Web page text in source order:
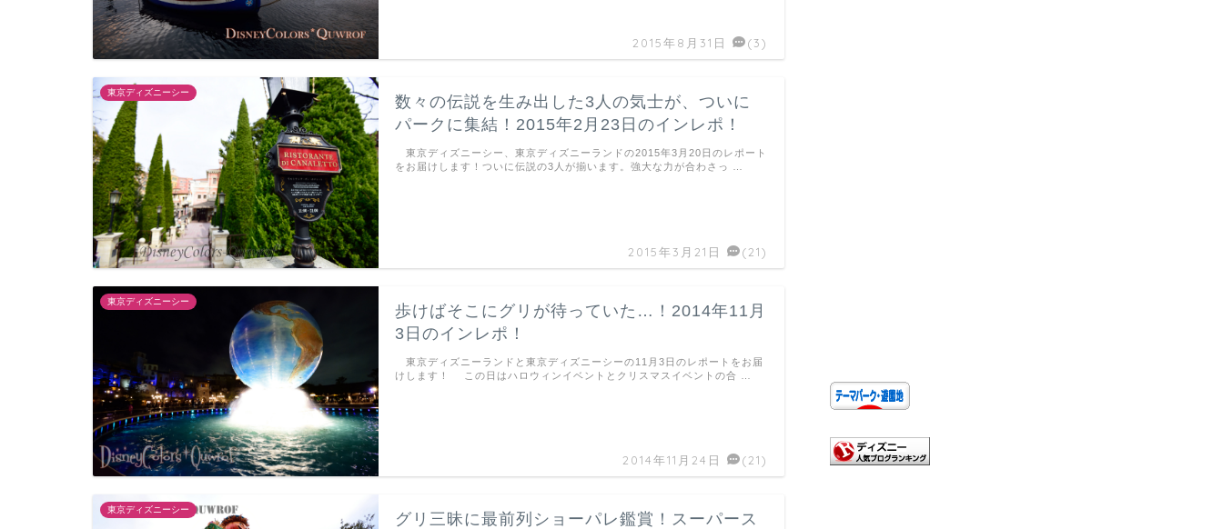
2015年8月31日 (3)
東京ディズニーシー
数々の伝説を生み出した3人の気士が、ついに
パークに集結！2015年2月23日のインレポ！
2015年3月21日 (21)
東京ディズニーシー、東京ディズニーランドの2015年3月20日のレポート
をお届けします！ついに伝説の3人が揃います。強大な力が合わさっ …
東京ディズニーシー
歩けばそこにグリが待っていた…！2014年11月
3日のインレポ！
2014年11月24日 (21)
東京ディズニーランドと東京ディズニーシーの11月3日のレポートをお届
けします！ この日はハロウィンイベントとクリスマスイベントの合 …
東京ディズニーシー
グリ三昧に最前列ショーパレ鑑賞！スーパース